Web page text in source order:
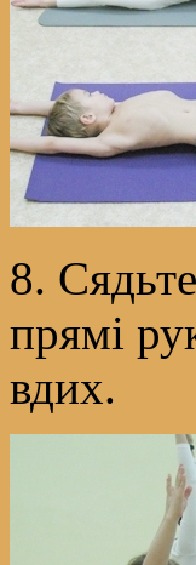
8.
прямі
вдих.